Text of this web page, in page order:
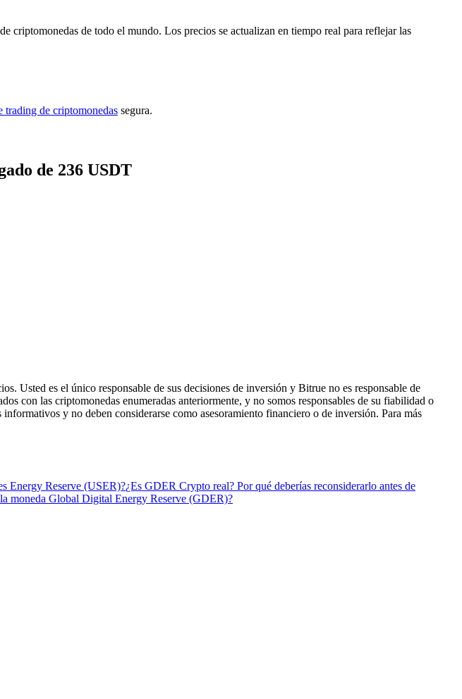
criptomonedas de todo el mundo. Los precios se actualizan en tiempo real para reflejar las
trading de criptomonedas segura.
de 236 USDT
Usted es el único responsable de sus decisiones de inversión y Bitrue no es responsable de
con las criptomonedas enumeradas anteriormente, y no somos responsables de su fiabilidad o
y no deben considerarse como asesoramiento financiero o de inversión. Para más
Energy Reserve (USER)?¿Es GDER Crypto real? Por qué deberías reconsiderarlo antes de
la moneda Global Digital Energy Reserve (GDER)?